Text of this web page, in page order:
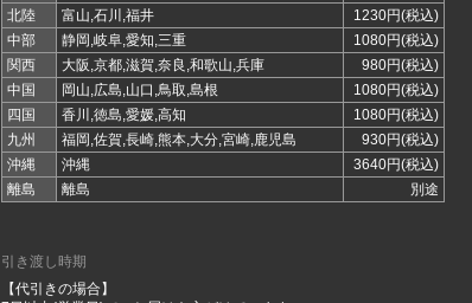
北陸
富山,石川,福井
1230円(税込)
中部
静岡,岐阜,愛知,三重
1080円(税込)
関西
大阪,京都,滋賀,奈良,和歌山,兵庫
980円(税込)
中国
岡山,広島,山口,鳥取,島根
1080円(税込)
四国
香川,徳島,愛媛,高知
1080円(税込)
九州
福岡,佐賀,長崎,熊本,大分,宮崎,鹿児島
930円(税込)
沖縄
沖縄
3640円(税込)
離島
離島 別途
引き渡し時期
【代引きの場合】